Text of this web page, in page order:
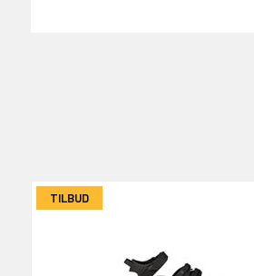
TILBUD